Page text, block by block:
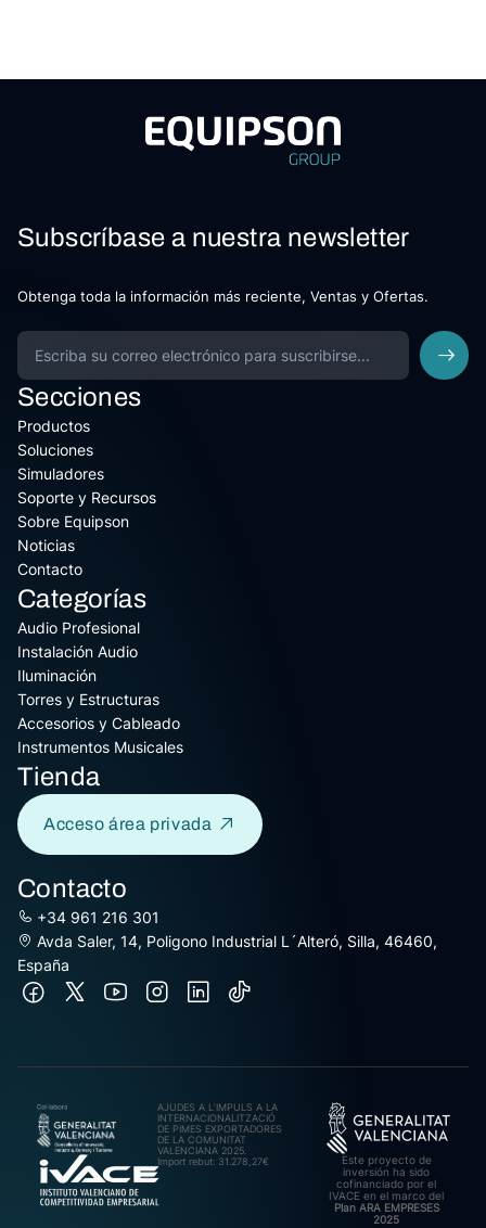
Subscríbase a nuestra newsletter
Obtenga toda la información más reciente, Ventas y Ofertas.
Secciones
Productos
Soluciones
Simuladores
Soporte y Recursos
Sobre Equipson
Noticias
Contacto
Categorías
Audio Profesional
Instalación Audio
Iluminación
Torres y Estructuras
Accesorios y Cableado
Instrumentos Musicales
Tienda
Acceso área privada
Contacto
+34 961 216 301
Avda Saler, 14, Poligono Industrial L´Alteró, Silla, 46460,
España
AJUDES A L’IMPULS A LA
INTERNACIONALITZACIÓ
DE PIMES EXPORTADORES
DE LA COMUNITAT
VALENCIANA 2025.
Import rebut: 31.278,27€
Este proyecto de
inversión ha sido
cofinanciado por el
IVACE en el marco del
Plan ARA EMPRESES
2025